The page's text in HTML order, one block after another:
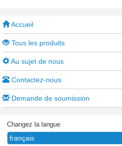
Accueil
Tous les produits
Au sujet de nous
Contactez-nous
Demande de soumission
Changez la langue